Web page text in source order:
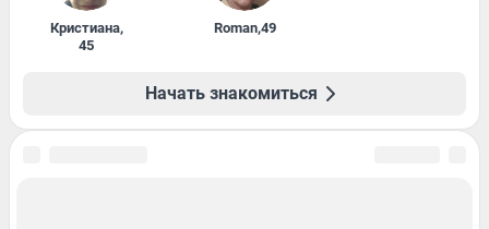
Кристиана,
45
Roman,49
Начать знакомиться